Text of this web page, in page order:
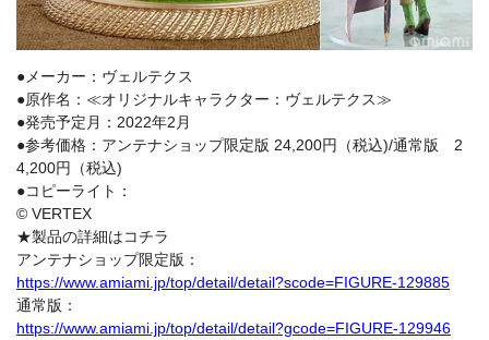
●メーカー：ヴェルテクス
●原作名：≪オリジナルキャラクター：ヴェルテクス≫
●発売予定月：2022年2月
●参考価格：アンテナショップ限定版 24,200円（税込)/通常版 2
4,200円（税込)
●コピーライト：
© VERTEX
★製品の詳細はコチラ
アンテナショップ限定版：
https://www.amiami.jp/top/detail/detail?scode=FIGURE-129885
通常版：
https://www.amiami.jp/top/detail/detail?gcode=FIGURE-129946